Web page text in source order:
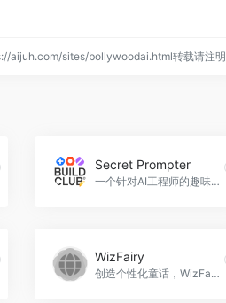
aijuh.com/sites/bollywoodai.html转载请注明
Secret Prompter
一个针对AI工程师的趣味游戏，通过提示挑战激发创造力。
WizFairy
创造个性化童话，WizFairy官网入口网址